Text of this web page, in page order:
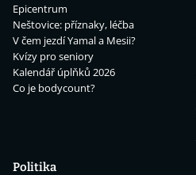
Epicentrum
Neštovice: příznaky, léčba
V čem jezdí Yamal a Mesii?
Kvízy pro seniory
Kalendář úplňků 2026
Co je bodycount?
Politika